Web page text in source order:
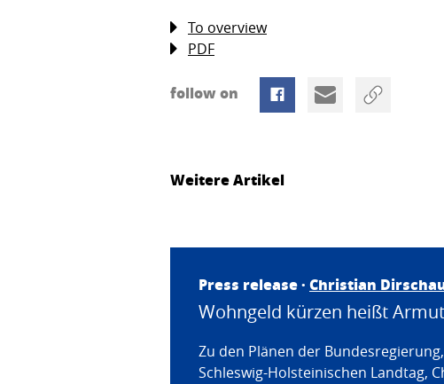
To overview
PDF
follow on
Weitere Artikel
Press release · Christian
Wohngeld kürzen heißt
Zu den Plänen der
Schleswig-Holsteinischen Landtag,